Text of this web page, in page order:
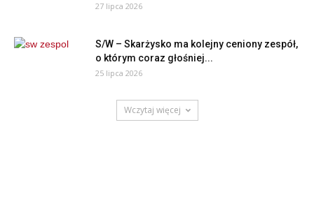
27 lipca 2026
S/W – Skarżysko ma kolejny ceniony zespół,
o którym coraz głośniej...
25 lipca 2026
Wczytaj więcej